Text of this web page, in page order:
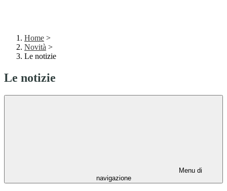
Home >
Novità >
Le notizie
Le notizie
Menu di
navigazione